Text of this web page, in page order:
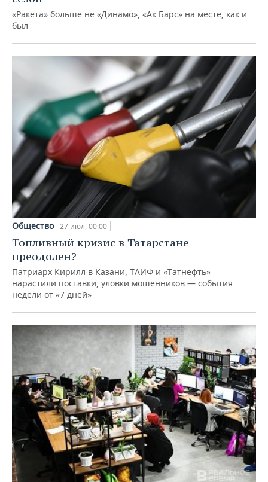
«Ракета» больше не «Динамо», «Ак Барс» на месте, как и
был
Общество 27 июл, 00:00
Топливный кризис в Татарстане
преодолен?
Патриарх Кирилл в Казани, ТАИФ и «Татнефть»
нарастили поставки, уловки мошенников — события
недели от «7 дней»